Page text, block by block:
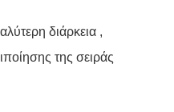
διάρκεια ,
της σειράς